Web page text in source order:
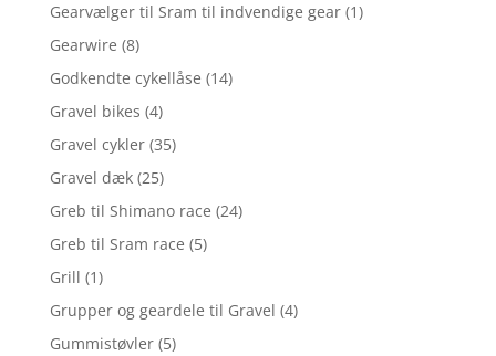
Gearvælger til Sram til indvendige gear (1)
Gearwire (8)
Godkendte cykellåse (14)
Gravel bikes (4)
Gravel cykler (35)
Gravel dæk (25)
Greb til Shimano race (24)
Greb til Sram race (5)
Grill (1)
Grupper og geardele til Gravel (4)
Gummistøvler (5)